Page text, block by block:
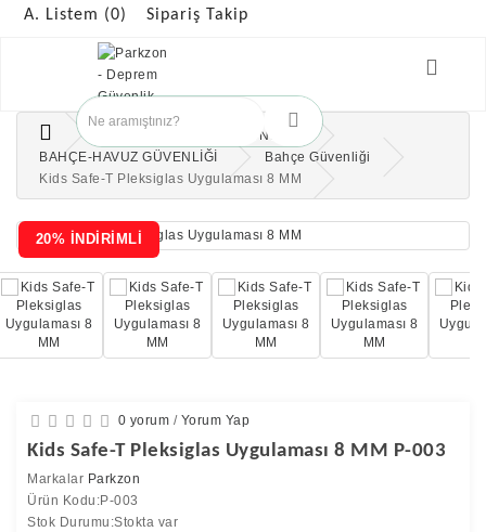
A. Listem (0) Sipariş Takip
ÇOCUK GÜVENLİK ÜRÜNLERİ
BAHÇE-HAVUZ GÜVENLİĞİ
Bahçe Güvenliği
Kids Safe-T Pleksiglas Uygulaması 8 MM
20% İNDİRİMLİ
0 yorum / Yorum Yap
Kids Safe-T Pleksiglas Uygulaması 8 MM P-003
Markalar Parkzon
Ürün Kodu:P-003
Stok Durumu:Stokta var